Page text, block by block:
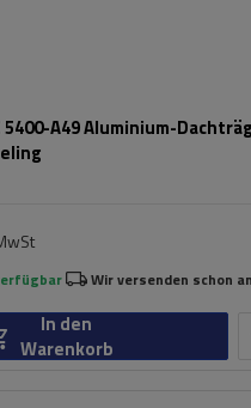
5400-A49 Aluminium-
Wir versenden schon
In den
Warenkorb